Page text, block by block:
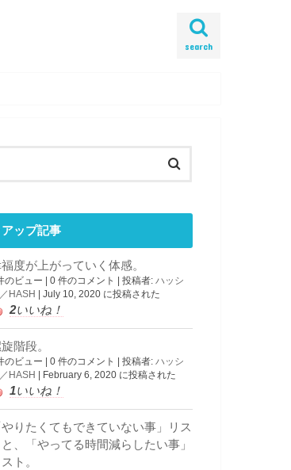
search
ップ記事
度が上がっていく体感。
のビュー 0 件のコメント 投稿者: ハッシ
HASH
July 10, 2020 に投稿された
2いいね！
階段。
のビュー 0 件のコメント 投稿者: ハッシ
HASH
February 6, 2020 に投稿された
1いいね！
やりたくてもできていない事」リス
と、「やってる時間減らしたい事」
ト。